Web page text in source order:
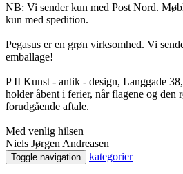
NB: Vi sender kun med Post Nord.
kun med spedition.
Pegasus er en grøn virksomhed. Vi
emballage!
P II Kunst - antik - design, Langgade
holder åbent i ferier, når flagene og den
forudgående aftale.
Med venlig hilsen
Niels Jørgen Andreasen
Toggle navigation kategorier